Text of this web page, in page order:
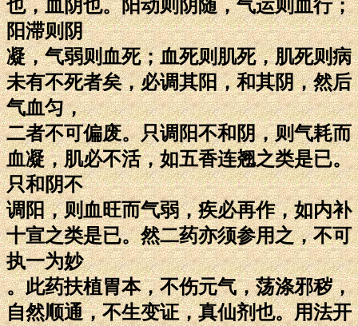
也，血阴也。阳动则阴随，气运则血行；
阳滞则阴
凝，气弱则血死；血死则肌死，肌死则病
未有不死者矣，必调其阳，和其阴，然后
气血匀，
二者不可偏废。只调阳不和阴，则气耗而
血凝，肌必不活，如五香连翘之类是已。
只和阴不
调阳，则血旺而气弱，疾必再作，如内补
十宣之类是已。然二药亦须参用之，不可
执一为妙
。此药扶植胃本，不伤元气，荡涤邪秽，
自然顺通，不生变证，真仙剂也。用法开